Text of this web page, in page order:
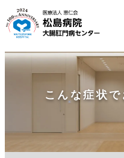
当院について About
医師のご紹介 Doctor
Consultation
おなかやおしりの病
こんな症状